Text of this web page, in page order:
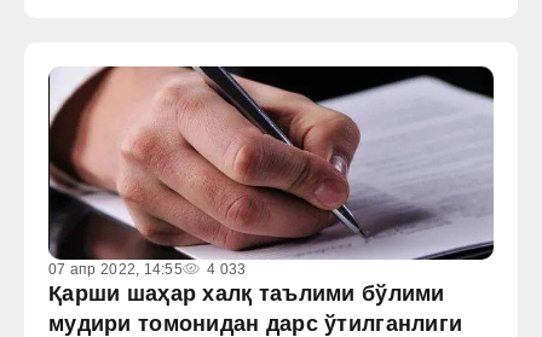
07 апр 2022, 14:55 4 033
Қарши шаҳар халқ таълими бўлими
мудири томонидан дарс ўтилганлиги